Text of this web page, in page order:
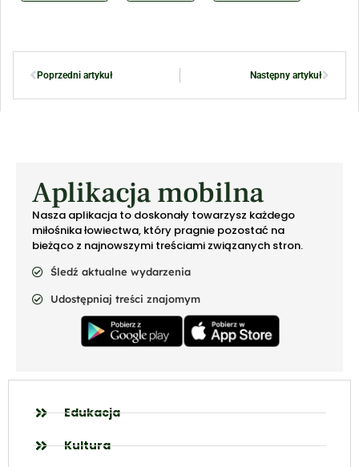
Poprzedni artykuł Następny artykuł
Aplikacja mobilna
Nasza aplikacja to doskonały towarzysz każdego
miłośnika łowiectwa, który pragnie pozostać na
bieżąco z najnowszymi treściami związanych stron.
Śledź aktualne wydarzenia
Udostępniaj treści znajomym
Edukacja
Kultura